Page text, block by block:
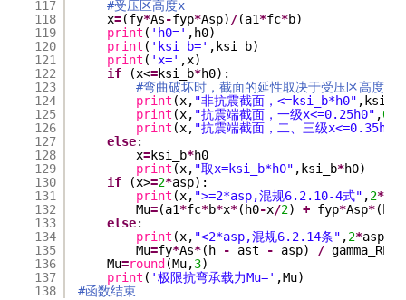
117
118
119
120
121
122
123
124
125
126
127
128
129
130
131
132
133
134
135
136
137
138
#受压区高度x
x=(fy*As-fyp*Asp)/(a1*fc*b)
print ( 'h0=' ,h0)
print ( 'ksi_b=' ,ksi_b)
print ( 'x=' ,x)
if
(x<=ksi_b*h0):
#弯曲破坏时，截面的延性取决于受压区高度的
print (x, "非抗震截面，<=ksi_b*h0" ,ksi_b
print (x, "抗震端截面，一级x<=0.25h0" ,
print (x, "抗震端截面，二、三级x<=0.35h0"
else:
x=ksi_b*h0
print (x, "取x=ksi_b*h0" ,ksi_b*h0)
if
(x>=2*asp):
print (x, ">=2*asp,混规6.2.10-4式" ,2*
Mu=(a1*fc*b*x*(h0-x/2) + fyp*Asp*(h0
else:
print (x, "<2*asp,混规6.2.14条" ,2*asp)
Mu=fy*As*(h - ast - asp) / gamma_RE
Mu=round (Mu,3)
print ( '极限抗弯承载力Mu=' ,Mu)
#函数结束